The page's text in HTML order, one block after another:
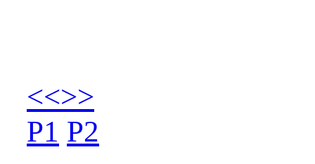
<<>>
P1 P2